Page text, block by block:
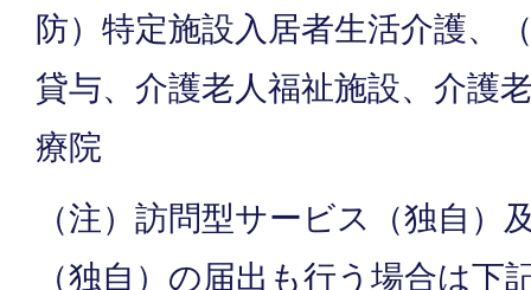
防）特定施設入居者生活介護、
貸与、介護老人福祉施設、介護
療院
（注）訪問型サービス（独自）
（独自）の届出も行う場合は下